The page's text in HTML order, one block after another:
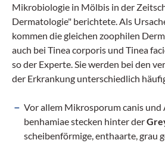
Mikrobiologie in Mölbis in der
Dermatologie" berichtete. Als
kommen die gleichen zoophilen
auch bei Tinea corporis und Tinea
so der Experte. Sie werden bei den
der Erkrankung unterschiedlich
Vor allem Mikrosporum canis
benhamiae stecken hinter der
scheibenförmige, enthaarte, grau